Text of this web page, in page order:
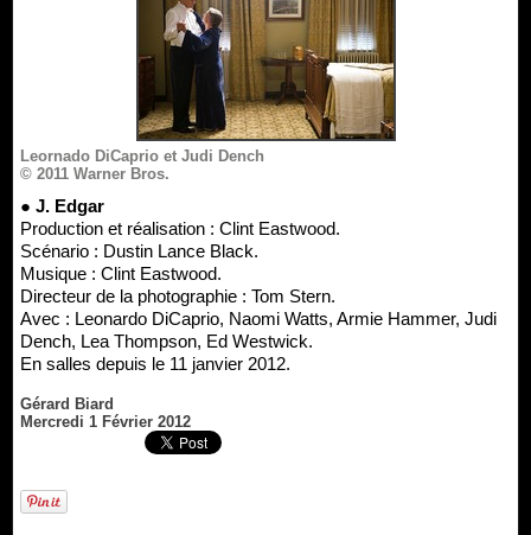
Leornado DiCaprio et Judi Dench
© 2011 Warner Bros.
● J. Edgar
Production et réalisation : Clint Eastwood.
Scénario : Dustin Lance Black.
Musique : Clint Eastwood.
Directeur de la photographie : Tom Stern.
Avec : Leonardo DiCaprio, Naomi Watts, Armie Hammer, Judi
Dench, Lea Thompson, Ed Westwick.
En salles depuis le 11 janvier 2012.
Gérard Biard
Mercredi 1 Février 2012